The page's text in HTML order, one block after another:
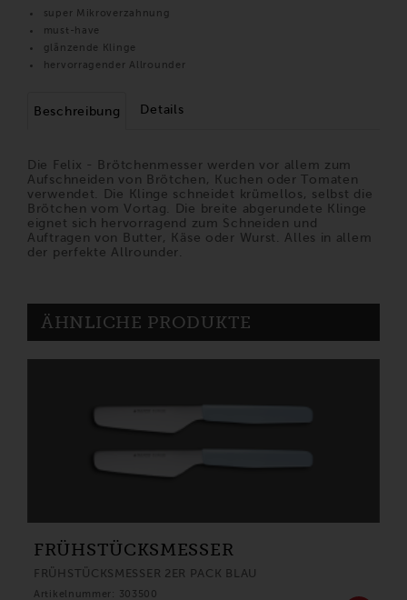
super Mikroverzahnung
must-have
glänzende Klinge
hervorragender Allrounder
Beschreibung Details
Die Felix - Brötchenmesser werden vor allem zum
Aufschneiden von Brötchen, Kuchen oder Tomaten
verwendet. Die Klinge schneidet krümellos, selbst die
Brötchen vom Vortag. Die breite abgerundete Klinge
eignet sich hervorragend zum Schneiden und
Auftragen von Butter, Käse oder Wurst. Alles in allem
der perfekte Allrounder.
ÄHNLICHE PRODUKTE
FRÜHSTÜCKSMESSER
FRÜHSTÜCKSMESSER 2ER PACK BLAU
Artikelnummer: 303500